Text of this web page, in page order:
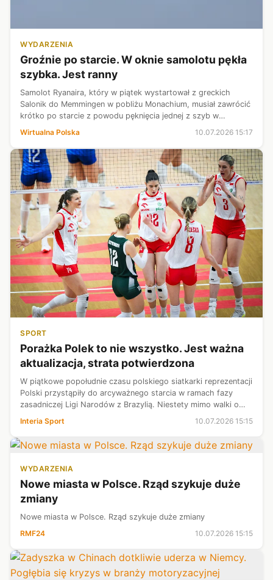
WYDARZENIA
Groźnie po starcie. W oknie samolotu pękła
szybka. Jest ranny
Samolot Ryanaira, który w piątek wystartował z greckich
Salonik do Memmingen w pobliżu Monachium, musiał zawrócić
krótko po starcie z powodu pęknięcia jednej z szyb w
pasażerów.
Wirtualna Polska 10.07.2026 15:17
SPORT
Porażka Polek to nie wszystko. Jest ważna
aktualizacja, strata potwierdzona
W piątkowe popołudnie czasu polskiego siatkarki reprezentacji
Polski przystąpiły do arcyważnego starcia w ramach fazy
zasadniczej Ligi Narodów z Brazylią. Niestety mimo walki o
swoje kon...
Interia Sport 10.07.2026 15:15
WYDARZENIA
Nowe miasta w Polsce. Rząd szykuje duże
zmiany
Nowe miasta w Polsce. Rząd szykuje duże zmiany
RMF24
10.07.2026 15:15